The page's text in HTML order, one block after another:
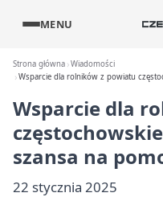
MENU
Strona główna Wiadomości
Wsparcie dla rolników z powiatu
Wsparcie dla
szansa na
22 stycznia 2025